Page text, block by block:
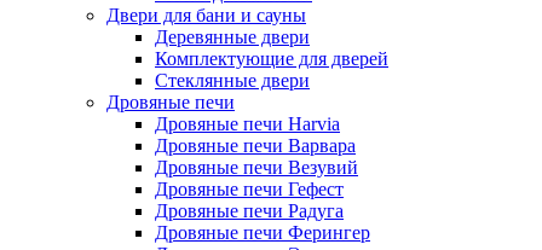
Двери для бани и сауны
Деревянные двери
Комплектующие для дверей
Стеклянные двери
Дровяные печи
Дровяные печи Harvia
Дровяные печи Варвара
Дровяные печи Везувий
Дровяные печи Гефест
Дровяные печи Радуга
Дровяные печи Ферингер